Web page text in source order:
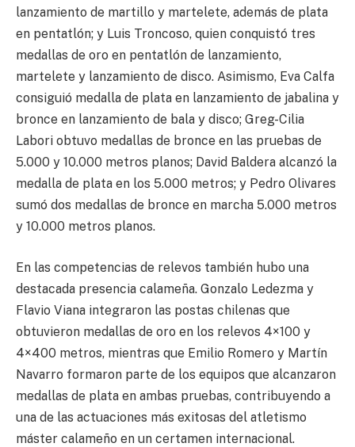
lanzamiento de martillo y martelete, además de plata
en pentatlón; y Luis Troncoso, quien conquistó tres
medallas de oro en pentatlón de lanzamiento,
martelete y lanzamiento de disco. Asimismo, Eva Calfa
consiguió medalla de plata en lanzamiento de jabalina y
bronce en lanzamiento de bala y disco; Greg-Cilia
Labori obtuvo medallas de bronce en las pruebas de
5.000 y 10.000 metros planos; David Baldera alcanzó la
medalla de plata en los 5.000 metros; y Pedro Olivares
sumó dos medallas de bronce en marcha 5.000 metros
y 10.000 metros planos.
En las competencias de relevos también hubo una
destacada presencia calameña. Gonzalo Ledezma y
Flavio Viana integraron las postas chilenas que
obtuvieron medallas de oro en los relevos 4×100 y
4×400 metros, mientras que Emilio Romero y Martín
Navarro formaron parte de los equipos que alcanzaron
medallas de plata en ambas pruebas, contribuyendo a
una de las actuaciones más exitosas del atletismo
máster calameño en un certamen internacional.